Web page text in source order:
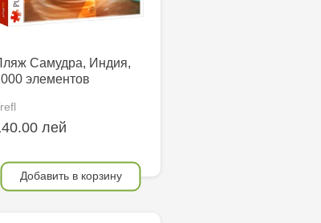
Самудра, Индия,
элементов
лей
Добавить в корзину